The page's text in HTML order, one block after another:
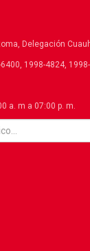
Delegación
1998-4824,
a. m a 07:00 p. m.